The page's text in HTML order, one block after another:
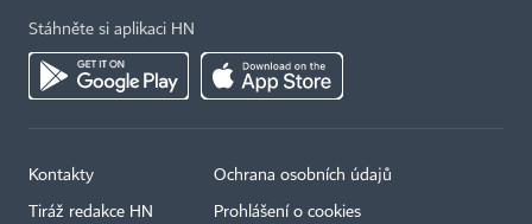
Stáhněte si aplikaci HN
Kontakty
Tiráž redakce HN
Ochrana osobních údajů
Prohlášení o cookies